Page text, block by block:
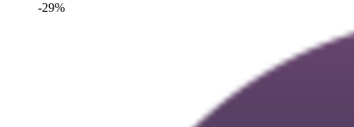
-29%